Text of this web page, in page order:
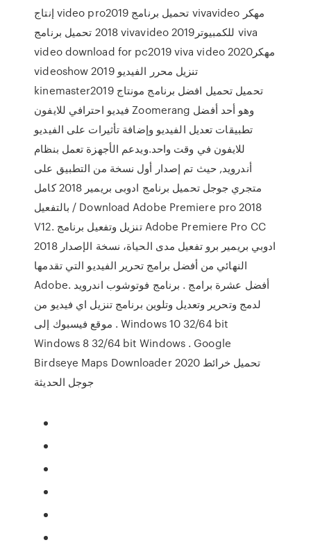
إنتاج video pro2019 تحميل برنامج vivavideo مهكر
2018 تحميل برنامج vivavideo للكمبيوتر2019 viva
video download for pc2019 viva video مهكر2020
videoshow 2019 تنزيل محرر الفيديو
kinemaster2019 تحميل تحميل افضل برنامج مونتاج
فيديو احترافي للايفون Zoomerang وهو أحد أفضل
تطبيقات تعديل الفيديو وإضافة تأثيرات على الفيديو
للايفون في وقت واحد.ويدعم الأجهزة تعمل بنظام
أندرويد, حيث تم إصدار أول نسخة من التطبيق على
متجري جوجل تحميل برنامج ادوبى بريمير 2018 كامل
بالتفعيل / Download Adobe Premiere pro 2018
V12. تنزيل وتفعيل برنامج Adobe Premiere Pro CC
2018 ادوبي بريمير برو تفعيل مدى الحياة، نسخة الإصدار
النهائي من أفضل برامج تحرير الفيديو التي تقدمها
Adobe. أفضل عشرة برامج . برنامج فوتوشوب اندرويد
لدمج وتحرير وتعديل وتلوين برنامج تنزيل اي فيديو من
موقع فيسبوك إلى . Windows 10 32/64 bit
Windows 8 32/64 bit Windows . Google
Birdseye Maps Downloader 2020 تحميل خرائط
جوجل الحديثة